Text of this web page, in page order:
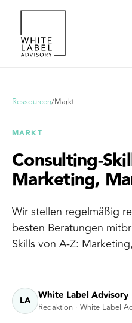
Ressourcen/Markt
MARKT
Consulting-
Marketing,
Wir stellen regelmäßig
besten Beratungen
Skills von A-Z:
LA White Label Advisory
Redaktion · White Label